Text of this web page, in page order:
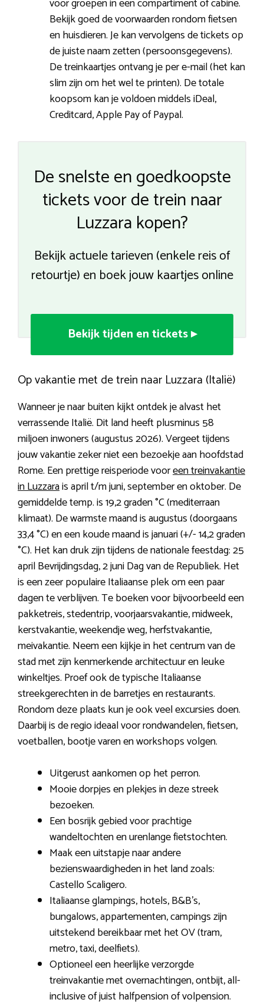
Bekijk goed de voorwaarden rondom fietsen
en huisdieren. Je kan vervolgens de tickets op
de juiste naam zetten (persoonsgegevens).
De treinkaartjes ontvang je per e-mail (het kan
slim zijn om het wel te printen). De totale
koopsom kan je voldoen middels iDeal,
Creditcard, Apple Pay of Paypal.
De snelste en goedkoopste
tickets voor de trein naar
Luzzara kopen?
Bekijk actuele tarieven (enkele reis of
retourtje) en boek jouw kaartjes online
Bekijk tijden en tickets ▸
Op vakantie met de trein naar Luzzara (Italië)
Wanneer je naar buiten kijkt ontdek je alvast het
verrassende Italië. Dit land heeft plusminus 58
miljoen inwoners (augustus 2026). Vergeet tijdens
jouw vakantie zeker niet een bezoekje aan hoofdstad
Rome. Een prettige reisperiode vooreen treinvakantie
in Luzzarais april t/m juni, september en oktober. De
gemiddelde temp. is 19,2 graden °C (mediterraan
klimaat). De warmste maand is augustus (doorgaans
33,4 °C) en een koude maand is januari (+/- 14,2 graden
°C). Het kan druk zijn tijdens de nationale feestdag: 25
april Bevrijdingsdag, 2 juni Dag van de Republiek. Het
is een zeer populaire Italiaanse plek om een paar
dagen te verblijven. Te boeken voor bijvoorbeeld een
pakketreis, stedentrip, voorjaarsvakantie, midweek,
kerstvakantie, weekendje weg, herfstvakantie,
meivakantie. Neem een kijkje in het centrum van de
stad met zijn kenmerkende architectuur en leuke
winkeltjes. Proef ook de typische Italiaanse
streekgerechten in de barretjes en restaurants.
Rondom deze plaats kun je ook veel excursies doen.
Daarbij is de regio ideaal voor rondwandelen, fietsen,
voetballen, bootje varen en workshops volgen.
Uitgerust aankomen op het perron.
Mooie dorpjes en plekjes in deze streek
bezoeken.
Een bosrijk gebied voor prachtige
wandeltochten en urenlange fietstochten.
Maak een uitstapje naar andere
bezienswaardigheden in het land zoals:
Castello Scaligero.
Italiaanse glampings, hotels, B&B’s,
bungalows, appartementen, campings zijn
uitstekend bereikbaar met het OV (tram,
metro, taxi, deelfiets).
Optioneel een heerlijke verzorgde
treinvakantie met overnachtingen, ontbijt, all-
inclusive of juist halfpension of volpension.